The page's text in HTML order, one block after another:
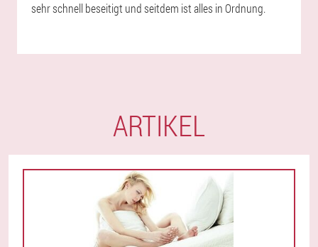
sehr schnell beseitigt und seitdem ist alles in Ordnung.
ARTIKEL